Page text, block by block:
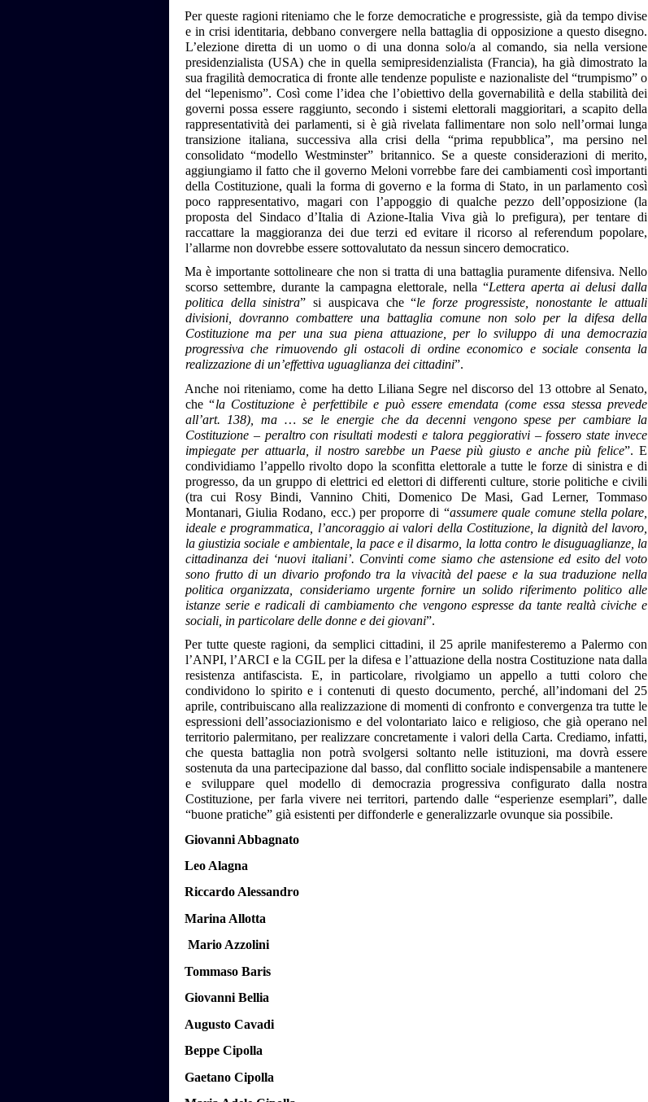
Per queste ragioni riteniamo che le forze democratiche e progressiste, già da tempo divise
e in crisi identitaria, debbano convergere nella battaglia di opposizione a questo disegno.
L’elezione diretta di un uomo o di una donna solo/a al comando, sia nella versione
presidenzialista (USA) che in quella semipresidenzialista (Francia), ha già dimostrato la
sua fragilità democratica di fronte alle tendenze populiste e nazionaliste del “trumpismo” o
del “lepenismo”. Così come l’idea che l’obiettivo della governabilità e della stabilità dei
governi possa essere raggiunto, secondo i sistemi elettorali maggioritari, a scapito della
rappresentatività dei parlamenti, si è già rivelata fallimentare non solo nell’ormai lunga
transizione italiana, successiva alla crisi della “prima repubblica”, ma persino nel
consolidato “modello Westminster” britannico. Se a queste considerazioni di merito,
aggiungiamo il fatto che il governo Meloni vorrebbe fare dei cambiamenti così importanti
della Costituzione, quali la forma di governo e la forma di Stato, in un parlamento così
poco rappresentativo, magari con l’appoggio di qualche pezzo dell’opposizione (la
proposta del Sindaco d’Italia di Azione-Italia Viva già lo prefigura), per tentare di
raccattare la maggioranza dei due terzi ed evitare il ricorso al referendum popolare,
l’allarme non dovrebbe essere sottovalutato da nessun sincero democratico.
Ma è importante sottolineare che non si tratta di una battaglia puramente difensiva. Nello
scorso settembre, durante la campagna elettorale, nella “Lettera aperta ai delusi dalla
politica della sinistra” si auspicava che “le forze progressiste, nonostante le attuali
divisioni, dovranno combattere una battaglia comune non solo per la difesa della
Costituzione ma per una sua piena attuazione, per lo sviluppo di una democrazia
progressiva che rimuovendo gli ostacoli di ordine economico e sociale consenta la
realizzazione di un’effettiva uguaglianza dei cittadini”.
Anche noi riteniamo, come ha detto Liliana Segre nel discorso del 13 ottobre al Senato,
che “la Costituzione è perfettibile e può essere emendata (come essa stessa prevede
all’art. 138), ma … se le energie che da decenni vengono spese per cambiare la
Costituzione – peraltro con risultati modesti e talora peggiorativi – fossero state invece
impiegate per attuarla, il nostro sarebbe un Paese più giusto e anche più felice”. E
condividiamo l’appello rivolto dopo la sconfitta elettorale a tutte le forze di sinistra e di
progresso, da un gruppo di elettrici ed elettori di differenti culture, storie politiche e civili
(tra cui Rosy Bindi, Vannino Chiti, Domenico De Masi, Gad Lerner, Tommaso
Montanari, Giulia Rodano, ecc.) per proporre di “assumere quale comune stella polare,
ideale e programmatica, l’ancoraggio ai valori della Costituzione, la dignità del lavoro,
la giustizia sociale e ambientale, la pace e il disarmo, la lotta contro le disuguaglianze, la
cittadinanza dei ‘nuovi italiani’. Convinti come siamo che astensione ed esito del voto
sono frutto di un divario profondo tra la vivacità del paese e la sua traduzione nella
politica organizzata, consideriamo urgente fornire un solido riferimento politico alle
istanze serie e radicali di cambiamento che vengono espresse da tante realtà civiche e
sociali, in particolare delle donne e dei giovani”.
Per tutte queste ragioni, da semplici cittadini, il 25 aprile manifesteremo a Palermo con
l’ANPI, l’ARCI e la CGIL per la difesa e l’attuazione della nostra Costituzione nata dalla
resistenza antifascista. E, in particolare, rivolgiamo un appello a tutti coloro che
condividono lo spirito e i contenuti di questo documento, perché, all’indomani del 25
aprile, contribuiscano alla realizzazione di momenti di confronto e convergenza tra tutte le
espressioni dell’associazionismo e del volontariato laico e religioso, che già operano nel
territorio palermitano, per realizzare concretamente i valori della Carta. Crediamo, infatti,
che questa battaglia non potrà svolgersi soltanto nelle istituzioni, ma dovrà essere
sostenuta da una partecipazione dal basso, dal conflitto sociale indispensabile a mantenere
e sviluppare quel modello di democrazia progressiva configurato dalla nostra
Costituzione, per farla vivere nei territori, partendo dalle “esperienze esemplari”, dalle
“buone pratiche” già esistenti per diffonderle e generalizzarle ovunque sia possibile.
Giovanni Abbagnato
Leo Alagna
Riccardo Alessandro
Marina Allotta
Mario Azzolini
Tommaso Baris
Giovanni Bellia
Augusto Cavadi
Beppe Cipolla
Gaetano Cipolla